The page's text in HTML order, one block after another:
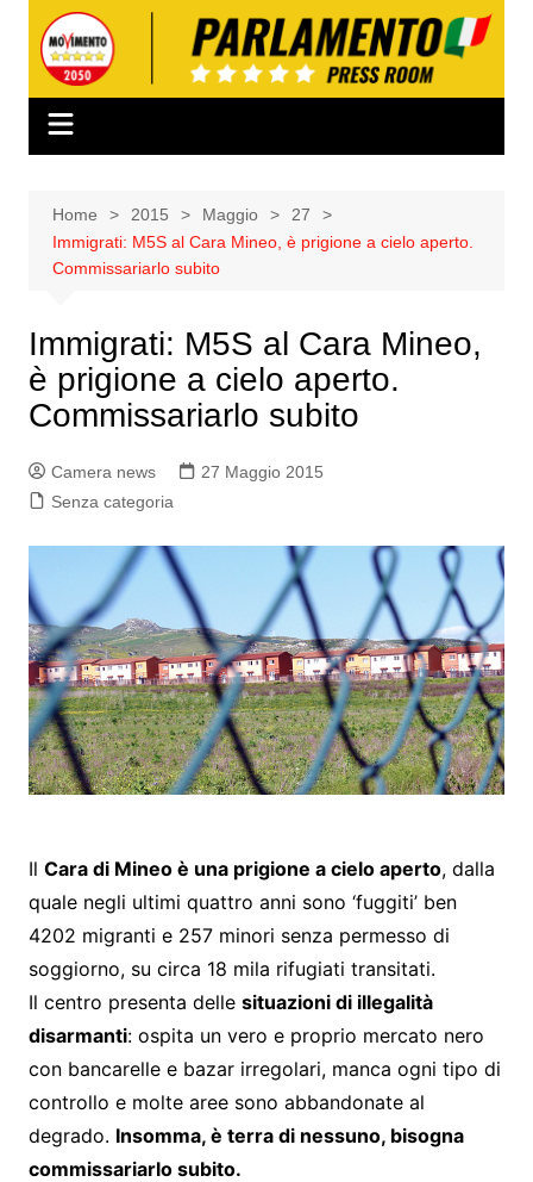
contenuto
Home 2015 Maggio
27
Immigrati: M5S al Cara Mineo, è prigione a cielo aperto.
Commissariarlo subito
Immigrati: M5S al Cara Mineo,
è prigione a cielo aperto.
Commissariarlo subito
Camera news
27 Maggio 2015
Senza categoria
Il Cara di Mineo è una prigione a cielo aperto, dalla
quale negli ultimi quattro anni sono ‘fuggiti’ ben
4202 migranti e 257 minori senza permesso di
soggiorno, su circa 18 mila rifugiati transitati.
Il centro presenta delle situazioni di illegalità
disarmanti: ospita un vero e proprio mercato nero
con bancarelle e bazar irregolari, manca ogni tipo di
controllo e molte aree sono abbandonate al
degrado. Insomma, è terra di nessuno, bisogna
commissariarlo subito.